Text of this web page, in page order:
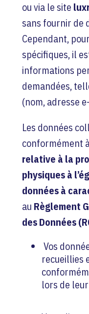
ou via le site
sans fournir de
Cependant,
spécifiques, il
informations
demandées,
(nom, adresse
Les données
conformément
relative à la
physiques à
données à
au Règlement
des Données
Vos
recueillies
lors de